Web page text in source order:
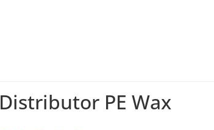
Distributor PE Wax